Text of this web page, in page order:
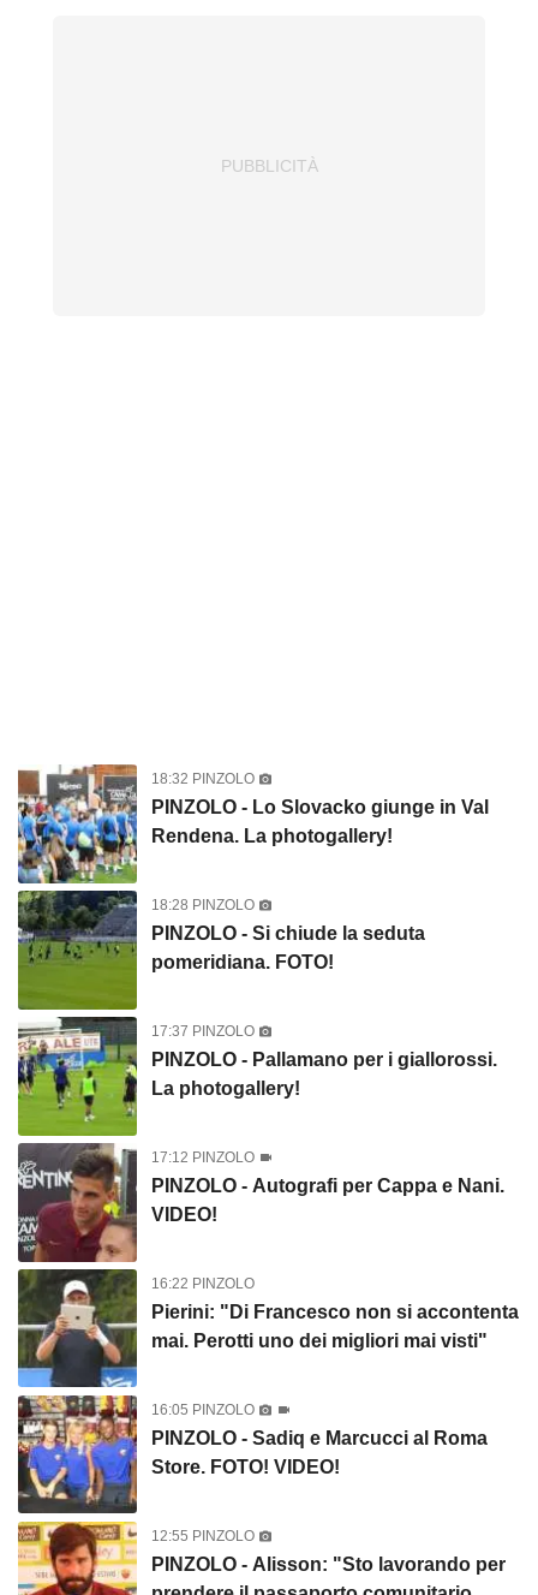
18:32 PINZOLO
PINZOLO - Lo Slovacko giunge in Val
Rendena. La photogallery!
18:28 PINZOLO
PINZOLO - Si chiude la seduta
pomeridiana. FOTO!
17:37 PINZOLO
PINZOLO - Pallamano per i giallorossi.
La photogallery!
17:12 PINZOLO
PINZOLO - Autografi per Cappa e Nani.
VIDEO!
16:22 PINZOLO
Pierini: "Di Francesco non si accontenta
mai. Perotti uno dei migliori mai visti"
16:05 PINZOLO
PINZOLO - Sadiq e Marcucci al Roma
Store. FOTO! VIDEO!
12:55 PINZOLO
PINZOLO - Alisson: "Sto lavorando per